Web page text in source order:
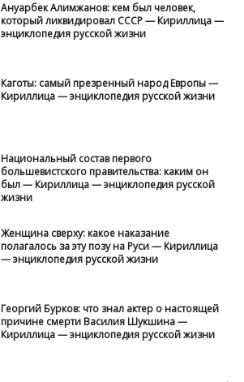
Ануарбек Алимжанов: кем был человек,
который ликвидировал СССР — Кириллица —
энциклопедия русской жизни
Каготы: самый презренный народ Европы —
Кириллица — энциклопедия русской жизни
Национальный состав первого
большевистского правительства: каким он
был — Кириллица — энциклопедия русской
жизни
Женщина сверху: какое наказание
полагалось за эту позу на Руси — Кириллица
— энциклопедия русской жизни
Георгий Бурков: что знал актер о настоящей
причине смерти Василия Шукшина —
Кириллица — энциклопедия русской жизни